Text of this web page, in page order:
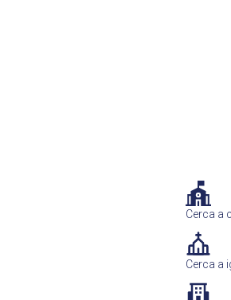
Cerca a
Cerca a